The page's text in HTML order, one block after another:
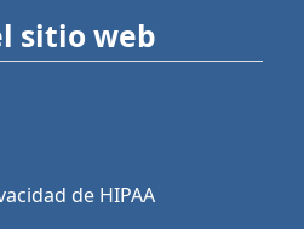
sitio web
de HIPAA